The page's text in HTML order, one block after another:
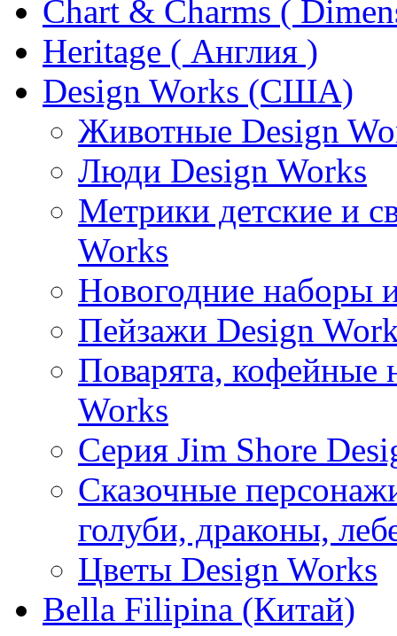
Chart & Charms (
Heritage ( Англия )
Design Works (США)
Животные Design
Люди Design Works
Метрики детские и
Works
Новогодние наборы
Пейзажи Design
Поварята, кофейные
Works
Серия Jim Shore
Сказочные
голуби, драконы,
Цветы Design Works
Bella Filipina (Китай)